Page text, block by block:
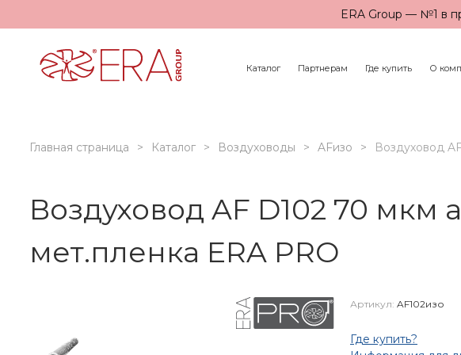
ERA Group — №1 в
Каталог Партнерам Где купить О
Главная страница Каталог Воздуховоды AFизо Воздуховод
Воздуховод AF D102 70
мет.пленка ERA PRO
Артикул: AF102изо
Где купить?